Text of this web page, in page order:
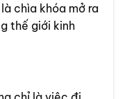
chìa khóa mở ra
thế giới kinh